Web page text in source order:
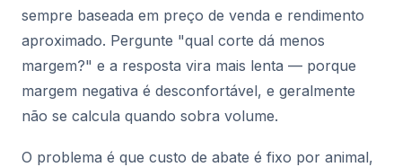
sempre baseada em preço de venda e rendimento
aproximado. Pergunte "qual corte dá menos
margem?" e a resposta vira mais lenta — porque
margem negativa é desconfortável, e geralmente
não se calcula quando sobra volume.
O problema é que custo de abate é fixo por animal,